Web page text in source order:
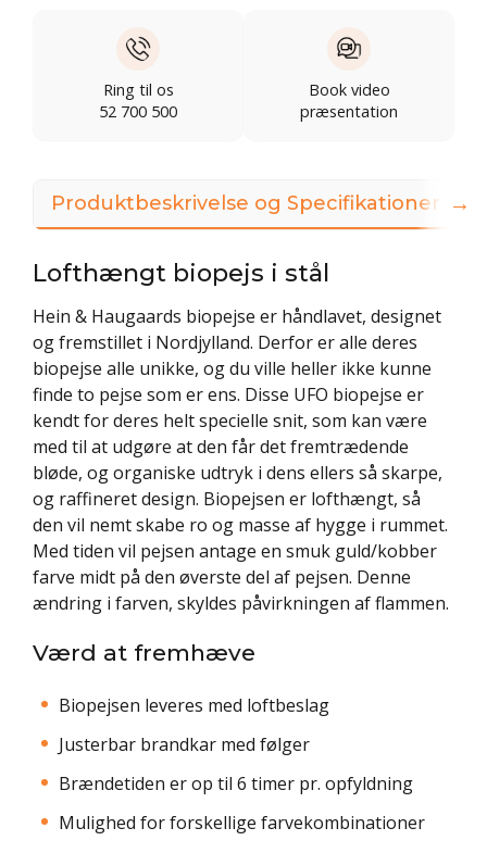
Ring til os
52 700 500
Book video
præsentation
Produktbeskrivelse og Specifikationer
Lofthængt biopejs i stål
Hein & Haugaards biopejse er håndlavet, designet
og fremstillet i Nordjylland. Derfor er alle deres
biopejse alle unikke, og du ville heller ikke kunne
finde to pejse som er ens. Disse UFO biopejse er
kendt for deres helt specielle snit, som kan være
med til at udgøre at den får det fremtrædende
bløde, og organiske udtryk i dens ellers så skarpe,
og raffineret design. Biopejsen er lofthængt, så
den vil nemt skabe ro og masse af hygge i rummet.
Med tiden vil pejsen antage en smuk guld/kobber
farve midt på den øverste del af pejsen. Denne
ændring i farven, skyldes påvirkningen af flammen.
Værd at fremhæve
Biopejsen leveres med loftbeslag
Justerbar brandkar med følger
Brændetiden er op til 6 timer pr. opfyldning
Mulighed for forskellige farvekombinationer
→